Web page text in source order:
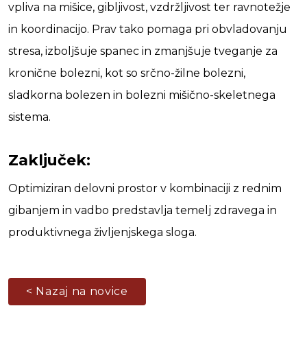
vpliva na mišice, gibljivost, vzdržljivost ter ravnotežje
in koordinacijo. Prav tako pomaga pri obvladovanju
stresa, izboljšuje spanec in zmanjšuje tveganje za
kronične bolezni, kot so srčno-žilne bolezni,
sladkorna bolezen in bolezni mišično-skeletnega
sistema.
Zaključek:
Optimiziran delovni prostor v kombinaciji z rednim
gibanjem in vadbo predstavlja temelj zdravega in
produktivnega življenjskega sloga.
< Nazaj na novice